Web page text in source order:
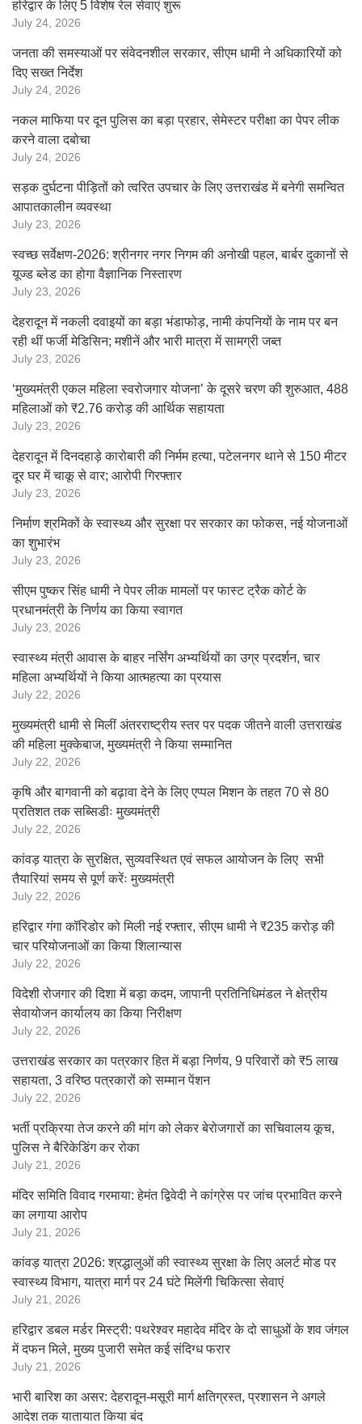
हरिद्वार के लिए 5 विशेष रेल सेवाएं शुरू
July 24, 2026
जनता की समस्याओं पर संवेदनशील सरकार, सीएम धामी ने अधिकारियों को
दिए सख्त निर्देश
July 24, 2026
नकल माफिया पर दून पुलिस का बड़ा प्रहार, सेमेस्टर परीक्षा का पेपर लीक
करने वाला दबोचा
July 24, 2026
सड़क दुर्घटना पीड़ितों को त्वरित उपचार के लिए उत्तराखंड में बनेगी समन्वित
आपातकालीन व्यवस्था
July 23, 2026
स्वच्छ सर्वेक्षण-2026: श्रीनगर नगर निगम की अनोखी पहल, बार्बर दुकानों से
यूज्ड ब्लेड का होगा वैज्ञानिक निस्तारण
July 23, 2026
देहरादून में नकली दवाइयों का बड़ा भंडाफोड़, नामी कंपनियों के नाम पर बन
रही थीं फर्जी मेडिसिन; मशीनें और भारी मात्रा में सामग्री जब्त
July 23, 2026
‘मुख्यमंत्री एकल महिला स्वरोजगार योजना’ के दूसरे चरण की शुरुआत, 488
महिलाओं को ₹2.76 करोड़ की आर्थिक सहायता
July 23, 2026
देहरादून में दिनदहाड़े कारोबारी की निर्मम हत्या, पटेलनगर थाने से 150 मीटर
दूर घर में चाकू से वार; आरोपी गिरफ्तार
July 23, 2026
निर्माण श्रमिकों के स्वास्थ्य और सुरक्षा पर सरकार का फोकस, नई योजनाओं
का शुभारंभ
July 23, 2026
सीएम पुष्कर सिंह धामी ने पेपर लीक मामलों पर फास्ट ट्रैक कोर्ट के
प्रधानमंत्री के निर्णय का किया स्वागत
July 23, 2026
स्वास्थ्य मंत्री आवास के बाहर नर्सिंग अभ्यर्थियों का उग्र प्रदर्शन, चार
महिला अभ्यर्थियों ने किया आत्महत्या का प्रयास
July 22, 2026
मुख्यमंत्री धामी से मिलीं अंतरराष्ट्रीय स्तर पर पदक जीतने वाली उत्तराखंड
की महिला मुक्केबाज, मुख्यमंत्री ने किया सम्मानित
July 22, 2026
कृषि और बागवानी को बढ़ावा देने के लिए एप्पल मिशन के तहत 70 से 80
प्रतिशत तक सब्सिडीः मुख्यमंत्री
July 22, 2026
कांवड़ यात्रा के सुरक्षित, सुव्यवस्थित एवं सफल आयोजन के लिए सभी
तैयारियां समय से पूर्ण करेंः मुख्यमंत्री
July 22, 2026
हरिद्वार गंगा कॉरिडोर को मिली नई रफ्तार, सीएम धामी ने ₹235 करोड़ की
चार परियोजनाओं का किया शिलान्यास
July 22, 2026
विदेशी रोजगार की दिशा में बड़ा कदम, जापानी प्रतिनिधिमंडल ने क्षेत्रीय
सेवायोजन कार्यालय का किया निरीक्षण
July 22, 2026
उत्तराखंड सरकार का पत्रकार हित में बड़ा निर्णय, 9 परिवारों को ₹5 लाख
सहायता, 3 वरिष्ठ पत्रकारों को सम्मान पेंशन
July 22, 2026
भर्ती प्रक्रिया तेज करने की मांग को लेकर बेरोजगारों का सचिवालय कूच,
पुलिस ने बैरिकेडिंग कर रोका
July 21, 2026
मंदिर समिति विवाद गरमाया: हेमंत द्विवेदी ने कांग्रेस पर जांच प्रभावित करने
का लगाया आरोप
July 21, 2026
कांवड़ यात्रा 2026: श्रद्धालुओं की स्वास्थ्य सुरक्षा के लिए अलर्ट मोड पर
स्वास्थ्य विभाग, यात्रा मार्ग पर 24 घंटे मिलेंगी चिकित्सा सेवाएं
July 21, 2026
हरिद्वार डबल मर्डर मिस्ट्री: पथरेश्वर महादेव मंदिर के दो साधुओं के शव जंगल
में दफन मिले, मुख्य पुजारी समेत कई संदिग्ध फरार
July 21, 2026
भारी बारिश का असर: देहरादून-मसूरी मार्ग क्षतिग्रस्त, प्रशासन ने अगले
आदेश तक यातायात किया बंद